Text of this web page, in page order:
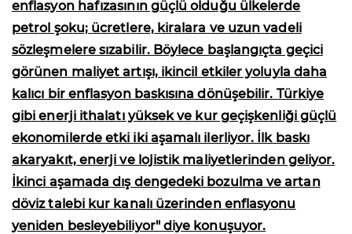
enflasyon hafızasının güçlü olduğu ülkelerde
petrol şoku; ücretlere, kiralara ve uzun vadeli
sözleşmelere sızabilir. Böylece başlangıçta geçici
görünen maliyet artışı, ikincil etkiler yoluyla daha
kalıcı bir enflasyon baskısına dönüşebilir. Türkiye
gibi enerji ithalatı yüksek ve kur geçişkenliği güçlü
ekonomilerde etki iki aşamalı ilerliyor. İlk baskı
akaryakıt, enerji ve lojistik maliyetlerinden geliyor.
İkinci aşamada dış dengedeki bozulma ve artan
döviz talebi kur kanalı üzerinden enflasyonu
yeniden besleyebiliyor" diye konuşuyor.